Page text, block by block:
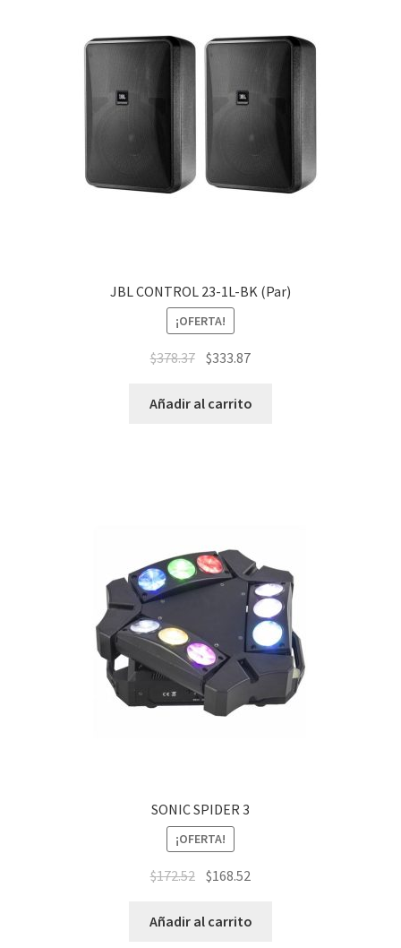
JBL CONTROL 23-1L-BK (Par)
¡OFERTA!
$378.37 $333.87
Añadir al carrito
SONIC SPIDER 3
¡OFERTA!
$172.52 $168.52
Añadir al carrito